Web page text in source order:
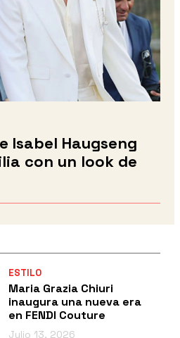
Isabel Haugseng
con un look de
ESTILO
Maria Grazia Chiuri
inaugura una nueva era
en FENDI Couture
Julio 13, 2026